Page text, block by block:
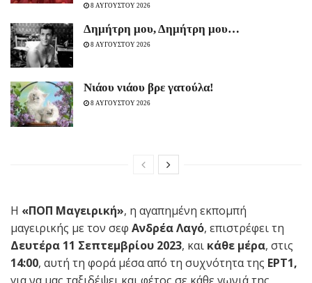
8 ΑΥΓΟΥΣΤΟΥ 2026
Δημήτρη μου, Δημήτρη μου…
8 ΑΥΓΟΥΣΤΟΥ 2026
Νιάου νιάου βρε γατούλα!
8 ΑΥΓΟΥΣΤΟΥ 2026
Η «ΠΟΠ Μαγειρική», η αγαπημένη εκπομπή
μαγειρικής με τον σεφ Ανδρέα Λαγό, επιστρέφει τη
Δευτέρα 11 Σεπτεμβρίου 2023, και κάθε μέρα, στις
14:00, αυτή τη φορά μέσα από τη συχνότητα της ΕΡΤ1,